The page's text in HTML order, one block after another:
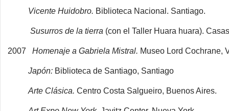
Vicente Huidobro. Biblioteca Nacional. Santiago.
Susurros de la tierra (con el Taller Huara huara).
2007 Homenaje a Gabriela Mistral. Museo Lord Cochrane,
Japón: Biblioteca de Santiago, Santiago
Arte Clásica. Centro Costa Salgueiro, Buenos Aires.